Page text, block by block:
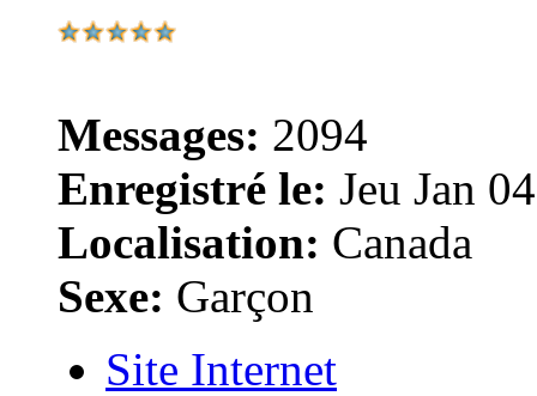
Messages: 2094
Enregistré le: Jeu Jan
Localisation: Canada
Sexe: Garçon
Site Internet